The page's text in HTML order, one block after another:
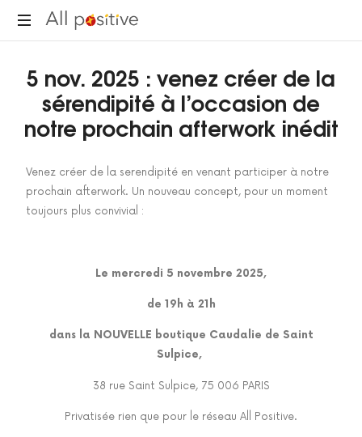
pour
se
réinventer."
5 nov. 2025 : venez créer de la
sérendipité à l’occasion de
notre prochain afterwork inédit
Venez créer de la serendipité en venant participer à notre
prochain afterwork. Un nouveau concept, pour un moment
toujours plus convivial :
Le mercredi 5 novembre 2025,
de 19h à 21h
dans la NOUVELLE boutique Caudalie de Saint
Sulpice,
38 rue Saint Sulpice, 75 006 PARIS
Privatisée rien que pour le réseau All Positive.